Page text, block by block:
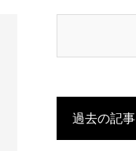
過去の記事